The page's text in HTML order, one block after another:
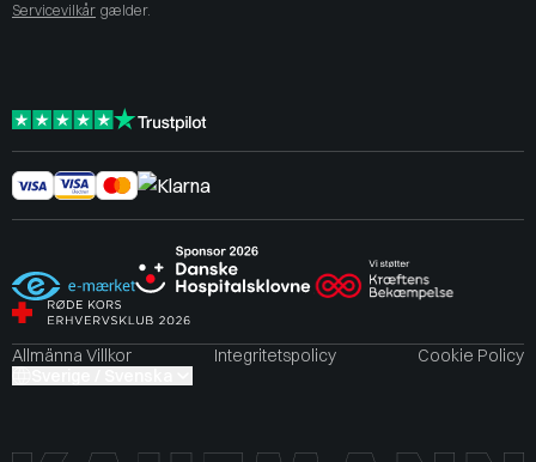
Servicevilkår gælder.
Allmänna Villkor Integritetspolicy
Cookie Policy